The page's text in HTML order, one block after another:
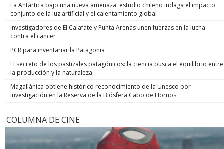
La Antártica bajo una nueva amenaza: estudio chileno indaga el impacto
conjunto de la luz artificial y el calentamiento global
Investigadores de El Calafate y Punta Arenas unen fuerzas en la lucha
contra el cáncer
PCR para inventariar la Patagonia
El secreto de los pastizales patagónicos: la ciencia busca el equilibrio entre
la producción y la naturaleza
Magallánica obtiene histórico reconocimiento de la Unesco por
investigación en la Reserva de la Biósfera Cabo de Hornos
COLUMNA DE CINE